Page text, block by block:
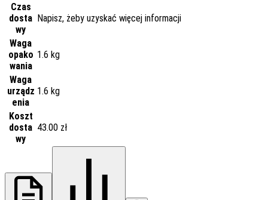
Czas
dosta
wy
Napisz, żeby uzyskać więcej informacji
Waga
opako
wania
1.6 kg
Waga
urządz
enia
1.6 kg
Koszt
dosta
wy
43.00 zł